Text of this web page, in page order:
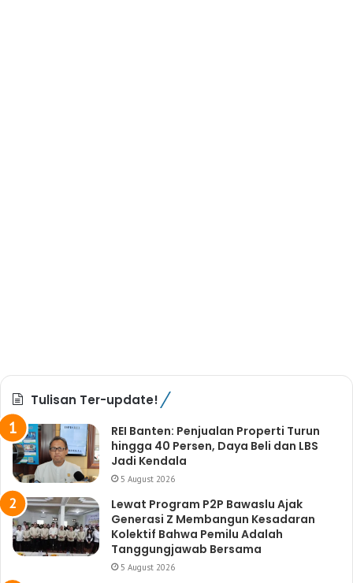
Tulisan Ter-update!
REI Banten: Penjualan Properti Turun
hingga 40 Persen, Daya Beli dan LBS
Jadi Kendala
5 August 2026
Lewat Program P2P Bawaslu Ajak
Generasi Z Membangun Kesadaran
Kolektif Bahwa Pemilu Adalah
Tanggungjawab Bersama
5 August 2026